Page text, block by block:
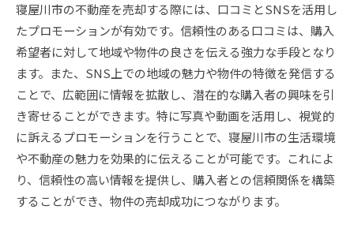
寝屋川市の不動産を売却する際には、口コミとSNSを活用し
たプロモーションが有効です。信頼性のある口コミは、購入
希望者に対して地域や物件の良さを伝える強力な手段となり
ます。また、SNS上での地域の魅力や物件の特徴を発信する
ことで、広範囲に情報を拡散し、潜在的な購入者の興味を引
き寄せることができます。特に写真や動画を活用し、視覚的
に訴えるプロモーションを行うことで、寝屋川市の生活環境
や不動産の魅力を効果的に伝えることが可能です。これによ
り、信頼性の高い情報を提供し、購入者との信頼関係を構築
することができ、物件の売却成功につながります。